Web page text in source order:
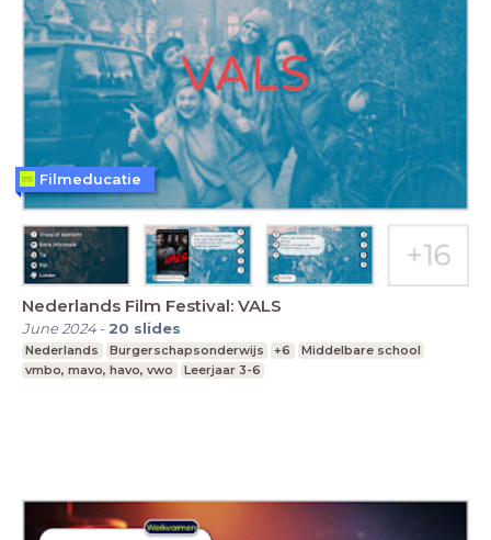
Nederlands Film Festival: VALS
June 2024- 20 slides
Nederlands Burgerschapsonderwijs +6
Middelbare school
vmbo, mavo, havo, vwo
Leerjaar 3-6
Filmeducatie